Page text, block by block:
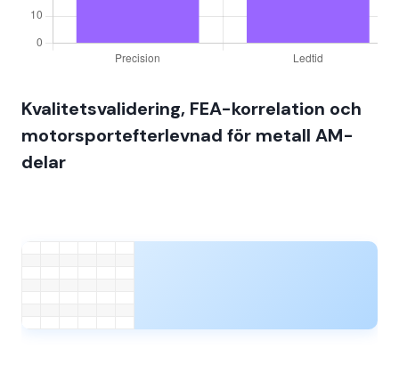
Kvalitetsvalidering, FEA-korrelation och
motorsportefterlevnad för metall AM-
delar